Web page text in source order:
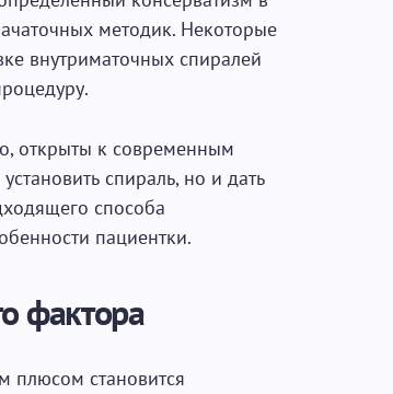
методик. Некоторые
внутриматочных спиралей
открыты к современным
спираль, но и дать
способа
пациентки.
фактора
плюсом становится